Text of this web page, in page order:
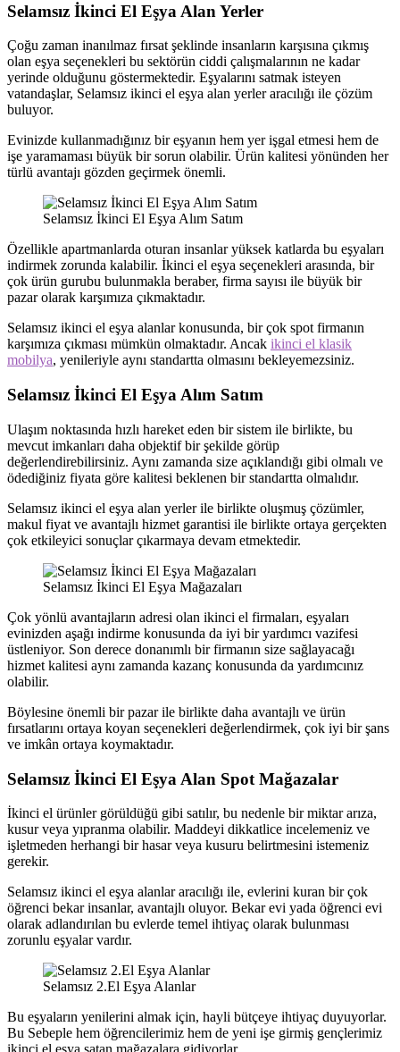
Selamsız İkinci El Eşya Alan Yerler
Çoğu zaman inanılmaz fırsat şeklinde insanların karşısına çıkmış
olan eşya seçenekleri bu sektörün ciddi çalışmalarının ne kadar
yerinde olduğunu göstermektedir. Eşyalarını satmak isteyen
vatandaşlar, Selamsız ikinci el eşya alan yerler aracılığı ile çözüm
buluyor.
Evinizde kullanmadığınız bir eşyanın hem yer işgal etmesi hem de
işe yaramaması büyük bir sorun olabilir. Ürün kalitesi yönünden her
türlü avantajı gözden geçirmek önemli.
Selamsız İkinci El Eşya Alım Satım
Özellikle apartmanlarda oturan insanlar yüksek katlarda bu eşyaları
indirmek zorunda kalabilir. İkinci el eşya seçenekleri arasında, bir
çok ürün gurubu bulunmakla beraber, firma sayısı ile büyük bir
pazar olarak karşımıza çıkmaktadır.
Selamsız ikinci el eşya alanlar konusunda, bir çok spot firmanın
karşımıza çıkması mümkün olmaktadır. Ancak ikinci el klasik
mobilya, yenileriyle aynı standartta olmasını bekleyemezsiniz.
Selamsız İkinci El Eşya Alım Satım
Ulaşım noktasında hızlı hareket eden bir sistem ile birlikte, bu
mevcut imkanları daha objektif bir şekilde görüp
değerlendirebilirsiniz. Aynı zamanda size açıklandığı gibi olmalı ve
ödediğiniz fiyata göre kalitesi beklenen bir standartta olmalıdır.
Selamsız ikinci el eşya alan yerler ile birlikte oluşmuş çözümler,
makul fiyat ve avantajlı hizmet garantisi ile birlikte ortaya gerçekten
çok etkileyici sonuçlar çıkarmaya devam etmektedir.
Selamsız İkinci El Eşya Mağazaları
Çok yönlü avantajların adresi olan ikinci el firmaları, eşyaları
evinizden aşağı indirme konusunda da iyi bir yardımcı vazifesi
üstleniyor. Son derece donanımlı bir firmanın size sağlayacağı
hizmet kalitesi aynı zamanda kazanç konusunda da yardımcınız
olabilir.
Böylesine önemli bir pazar ile birlikte daha avantajlı ve ürün
fırsatlarını ortaya koyan seçenekleri değerlendirmek, çok iyi bir şans
ve imkân ortaya koymaktadır.
Selamsız İkinci El Eşya Alan Spot Mağazalar
İkinci el ürünler görüldüğü gibi satılır, bu nedenle bir miktar arıza,
kusur veya yıpranma olabilir. Maddeyi dikkatlice incelemeniz ve
işletmeden herhangi bir hasar veya kusuru belirtmesini istemeniz
gerekir.
Selamsız ikinci el eşya alanlar aracılığı ile, evlerini kuran bir çok
öğrenci bekar insanlar, avantajlı oluyor. Bekar evi yada öğrenci evi
olarak adlandırılan bu evlerde temel ihtiyaç olarak bulunması
zorunlu eşyalar vardır.
Selamsız 2.El Eşya Alanlar
Bu eşyaların yenilerini almak için, hayli bütçeye ihtiyaç duyuyorlar.
Bu Sebeple hem öğrencilerimiz hem de yeni işe girmiş gençlerimiz